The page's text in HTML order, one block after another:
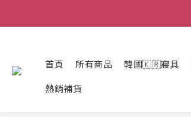
首頁 所有商品 韓國🇰🇷寢具
熱銷補貨